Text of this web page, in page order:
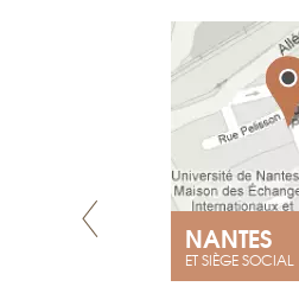
NANTES
ET SIÈGE SOCIAL